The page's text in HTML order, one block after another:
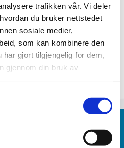
trafikken vår. Vi deler
du bruker nettstedet
sosiale medier,
som kan kombinere den
har gjort tilgjengelig for dem,
gjennom din bruk av
informasjon og priser